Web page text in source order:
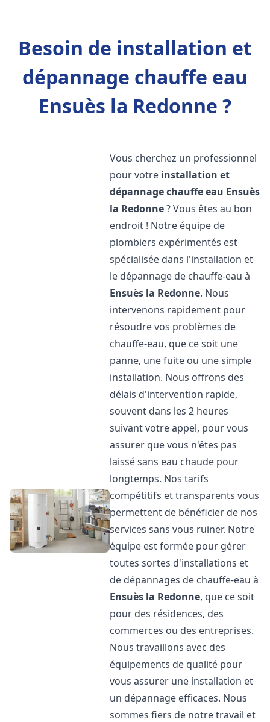
Besoin de installation et
dépannage chauffe eau
Ensuès la Redonne ?
Vous cherchez un professionnel
pour votre installation et
dépannage chauffe eau Ensuès
la Redonne? Vous êtes au bon
endroit ! Notre équipe de
plombiers expérimentés est
spécialisée dans l'installation et
le dépannage de chauffe-eau à
Ensuès la Redonne. Nous
intervenons rapidement pour
résoudre vos problèmes de
chauffe-eau, que ce soit une
panne, une fuite ou une simple
installation. Nous offrons des
délais d'intervention rapide,
souvent dans les 2 heures
suivant votre appel, pour vous
assurer que vous n'êtes pas
laissé sans eau chaude pour
longtemps. Nos tarifs
compétitifs et transparents vous
permettent de bénéficier de nos
services sans vous ruiner. Notre
équipe est formée pour gérer
toutes sortes d'installations et
de dépannages de chauffe-eau à
Ensuès la Redonne, que ce soit
pour des résidences, des
commerces ou des entreprises.
Nous travaillons avec des
équipements de qualité pour
vous assurer une installation et
un dépannage efficaces. Nous
sommes fiers de notre travail et